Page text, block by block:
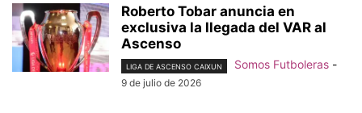
Roberto Tobar anuncia en
exclusiva la llegada del VAR al
Ascenso
LIGA DE ASCENSO CAIXUN Somos Futboleras -
9 de julio de 2026